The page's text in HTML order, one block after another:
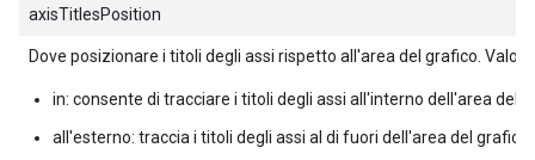
axisTitlesPosition
Dove posizionare i titoli degli assi rispetto all'area del grafico. Valori
in: consente di tracciare i titoli degli assi all'interno dell'area del
all'esterno: traccia i titoli degli assi al di fuori dell'area del grafico.